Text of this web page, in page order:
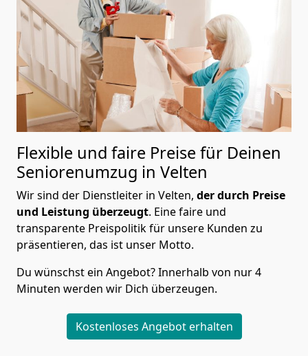
Flexible und faire Preise für Deinen
Seniorenumzug in Velten
Wir sind der Dienstleiter in Velten, der durch Preise
und Leistung überzeugt. Eine faire und
transparente Preispolitik für unsere Kunden zu
präsentieren, das ist unser Motto.
Du wünschst ein Angebot? Innerhalb von nur 4
Minuten werden wir Dich überzeugen.
Kostenloses Angebot erhalten